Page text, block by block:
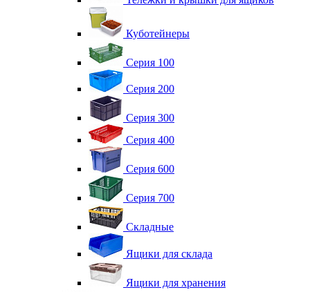
Куботейнеры
Серия 100
Серия 200
Серия 300
Серия 400
Серия 600
Серия 700
Складные
Ящики для склада
Ящики для хранения